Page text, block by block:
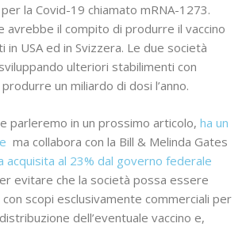
la Covid-19 chiamato mRNA-1273.
avrebbe il compito di produrre il vaccino
in USA ed in Svizzera. Le due società
ulteriori stabilimenti con
un miliardo di dosi l’anno.
parleremo in un prossimo articolo, ha un
ma collabora con la Bill & Melinda Gates
acquisita al 23% dal governo federale
evitare che la società possa essere
scopi esclusivamente commerciali per
dell’eventuale vaccino e,